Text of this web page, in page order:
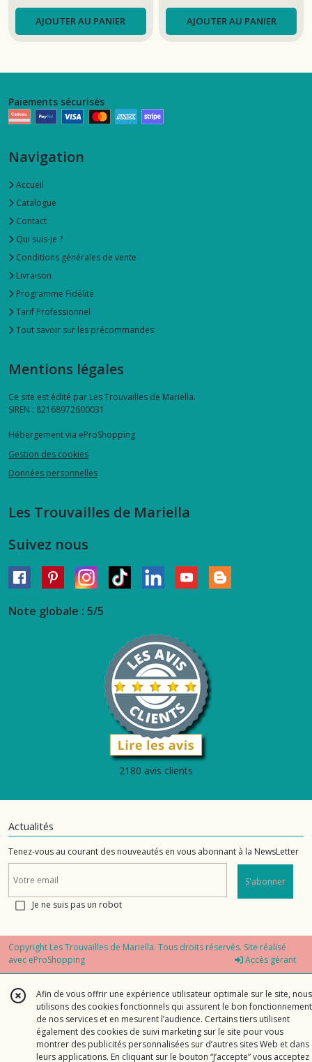
AJOUTER AU PANIER AJOUTER AU PANIER
Paiements sécurisés
Navigation
Accueil
Catalogue
Contact
Qui suis-je ?
Conditions générales de vente
Livraison
Programme Fidélité
Tarif Professionnel
Tout savoir sur les précommandes
Mentions légales
Ce site est édité par Les Trouvailles de Mariella.
SIREN : 82168972600031
Hébergement via eProShopping
Gestion des cookies
Données personnelles
Les Trouvailles de Mariella
Suivez nous
Note globale : 5/5
2180 avis clients
Actualités
Tenez-vous au courant des nouveautés en vous abonnant à la NewsLetter
S'abonner
Je ne suis pas un robot
Copyright Les Trouvailles de Mariella. Tous droits réservés. Site réalisé
avec eProShopping Accès gérant
Afin de vous offrir une expérience utilisateur optimale sur le site, nous
utilisons des cookies fonctionnels qui assurent le bon fonctionnement
de nos services et en mesurent l’audience. Certains tiers utilisent
également des cookies de suivi marketing sur le site pour vous
montrer des publicités personnalisées sur d’autres sites Web et dans
leurs applications. En cliquant sur le bouton “J’accepte” vous acceptez